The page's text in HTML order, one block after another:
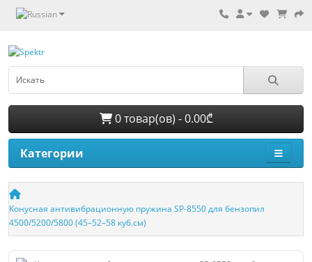
0 товар(ов) - 0.00₾
Категории
Конусная антивибрационную пружина SP-8550 для бензопил
4500/5200/5800 (45–52–58 куб.см)